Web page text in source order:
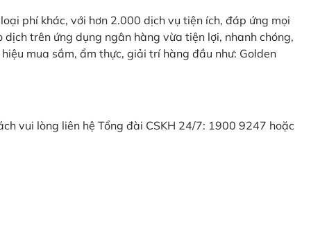
phí khác, với hơn 2.000 dịch vụ tiện ích, đáp ứng mọi
trên ứng dụng ngân hàng vừa tiện lợi, nhanh chóng,
mua sắm, ẩm thực, giải trí hàng đầu như: Golden
vui lòng liên hệ Tổng đài CSKH 24/7: 1900 9247 hoặc